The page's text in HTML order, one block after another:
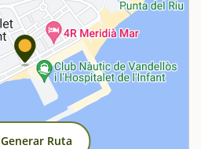
Generar Ruta